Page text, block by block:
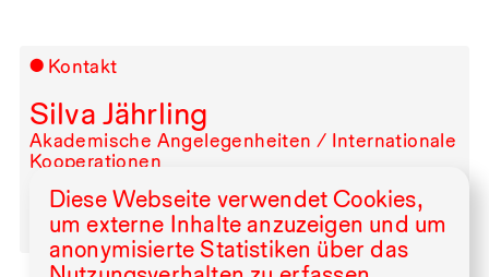
Diese Webseite verwendet Cookies,
um externe Inhalte anzuzeigen und um
anonymisierte Statistiken über das
Kontakt
Silva Jährling
Akademische Angelegenheiten / Internationale
Kooperationen
Lerchenfeld 2: R⁠ ⁠144a
+49⁠ ⁠40⁠ ⁠23⁠ ⁠85⁠ ⁠82⁠ ⁠311
silva.jaehrling@hfbk.hamburg.de